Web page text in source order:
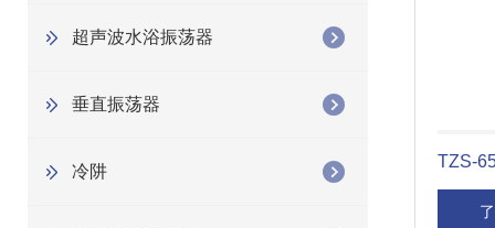
超声波水浴振荡器
垂直振荡器
冷阱
TZS-